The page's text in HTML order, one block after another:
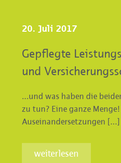
20. Juli 2017
Gepflegte
und
…und was haben die
zu tun? Eine ganze
Auseinandersetzungen […]
weiterlesen